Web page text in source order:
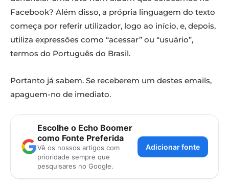
Facebook? Além disso, a própria linguagem do texto
começa por referir utilizador, logo ao início, e, depois,
utiliza expressões como “acessar” ou “usuário”,
termos do Português do Brasil.
Portanto já sabem. Se receberem um destes emails,
apaguem-no de imediato.
Escolhe o Echo Boomer
como Fonte Preferida
Vê os nossos artigos com
prioridade sempre que
pesquisares no Google.
Adicionar fonte